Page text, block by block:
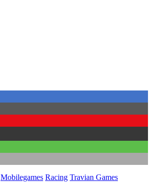
Mobilegames Racing Travian Games